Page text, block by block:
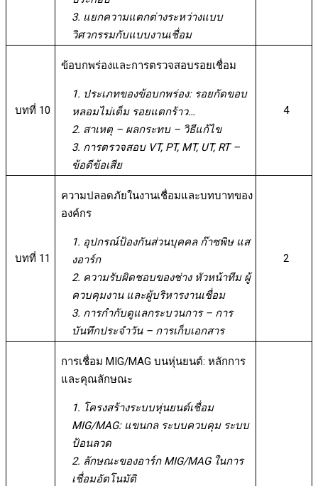
3. แยกความแตกต่างระหว่างแบบ
วิศวกรรมกับแบบงานเชื่อม
บทที่ 10
ข้อบกพร่องและการตรวจสอบรอยเชื่อม
1. ประเภทของข้อบกพร่อง: รอยกัดขอบ
หลอมไม่เต็ม รอยแตกร้าว…
2. สาเหตุ – ผลกระทบ – วิธีแก้ไข
3. การตรวจสอบ VT, PT, MT, UT, RT –
ข้อดีข้อเสีย
4
บทที่ 11
ความปลอดภัยในงานเชื่อมและบทบาทของ
องค์กร
1. อุปกรณ์ป้องกันส่วนบุคคล ก๊าซพิษ แส
งอาร์ก
2. ความรับผิดชอบของช่าง หัวหน้าทีม ผู้
ควบคุมงาน และผู้บริหารงานเชื่อม
3. การกำกับดูแลกระบวนการ – การ
บันทึกประจำวัน – การเก็บเอกสาร
2
การเชื่อม MIG/MAG บนหุ่นยนต์: หลักการ
และคุณลักษณะ
1. โครงสร้างระบบหุ่นยนต์เชื่อม
MIG/MAG: แขนกล ระบบควบคุม ระบบ
ป้อนลวด
2. ลักษณะของอาร์ก MIG/MAG ในการ
เชื่อมอัตโนมัติ